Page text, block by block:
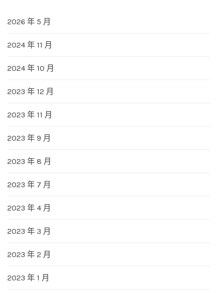
2026 年 5 月
2024 年 11 月
2024 年 10 月
2023 年 12 月
2023 年 11 月
2023 年 9 月
2023 年 8 月
2023 年 7 月
2023 年 4 月
2023 年 3 月
2023 年 2 月
2023 年 1 月